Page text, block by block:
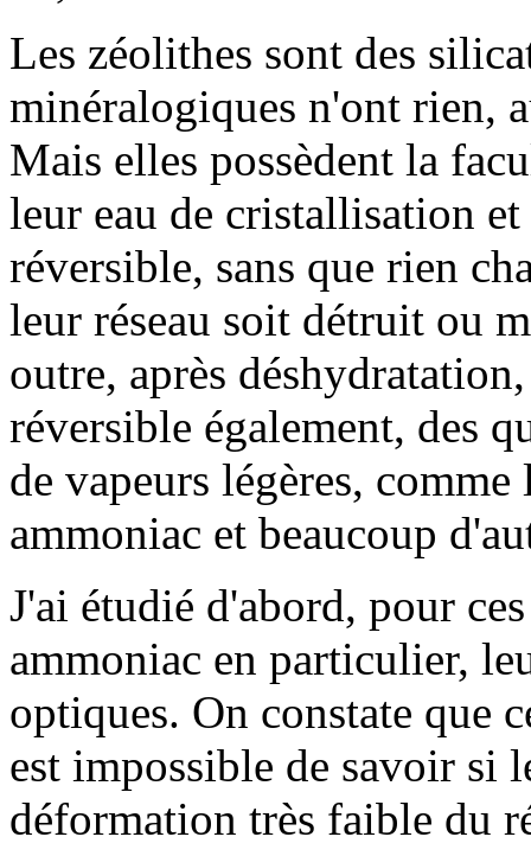
Les zéolithes sont des
minéralogiques n'ont rien,
Mais elles possèdent la
leur eau de cristallisation
réversible, sans que rien
leur réseau soit détruit ou
outre, après
réversible également, des
de vapeurs légères,
ammoniac et beaucoup
J'ai étudié d'abord, pour
ammoniac en particulier,
optiques. On constate que
est impossible de savoir si
déformation très faible du